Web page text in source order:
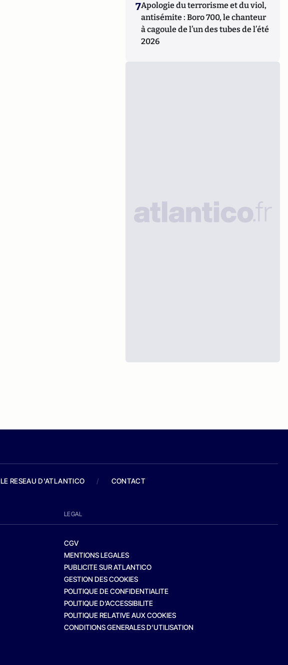
7Apologie du terrorisme et du viol,
antisémite : Boro 700, le chanteur
à cagoule de l’un des tubes de l’été
2026
LE RESEAU D'ATLANTICO / CONTACT
LEGAL
CGV
MENTIONS LEGALES
PUBLICITE SUR ATLANTICO
GESTION DES COOKIES
POLITIQUE DE CONFIDENTIALITE
POLITIQUE D’ACCESSIBILITE
POLITIQUE RELATIVE AUX COOKIES
CONDITIONS GENERALES D’UTILISATION